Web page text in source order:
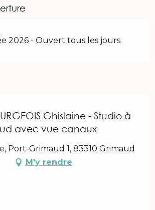
2026 - Ouvert tous les jours
Ghislaine - Studio à
avec vue canaux
Port-Grimaud 1, 83310 Grimaud
M'y rendre